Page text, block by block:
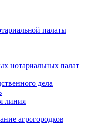
палаты
нотариальных палат
дела
линия
агрогородков